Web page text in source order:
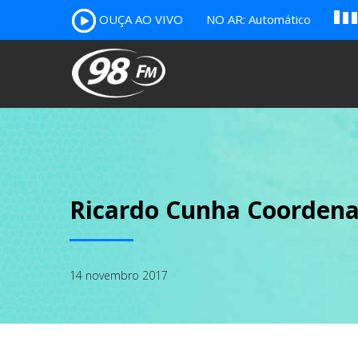
OUÇA AO VIVO NO AR: Automático B c
Ricardo Cunha
14 novembro 2017